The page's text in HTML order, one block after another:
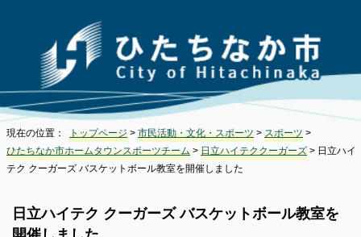
現在の位置： トップページ > 市民活動・文化・スポーツ > スポーツ >
ひたちなか市ホームタウンスポーツチーム > 日立ハイテククーガーズ > 日立ハイ
テク クーガーズ バスケットボール教室を開催しました
日立ハイテク クーガーズ バスケットボール教室を